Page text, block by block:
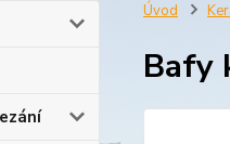
Úvod
Bafy